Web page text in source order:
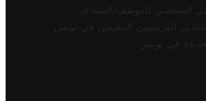
الشخصي للموظف/المتقاعد
الفرنسيين المقيمين في تونس
في تونس